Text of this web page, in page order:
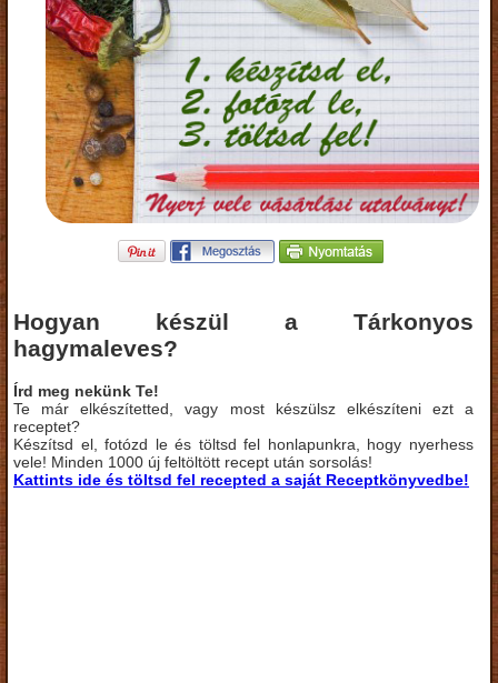
Hogyan készül a Tárkonyos
hagymaleves?
Írd meg nekünk Te!
Te már elkészítetted, vagy most készülsz elkészíteni ezt a
receptet?
Készítsd el, fotózd le és töltsd fel honlapunkra, hogy nyerhess
vele! Minden 1000 új feltöltött recept után sorsolás!
Kattints ide és töltsd fel recepted a saját Receptkönyvedbe!